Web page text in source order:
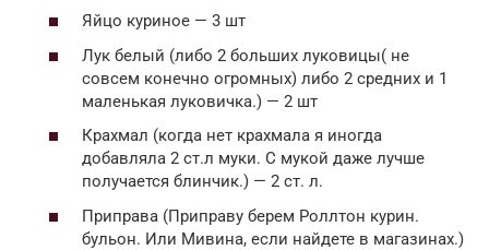
Яйцо куриное — 3 шт
Лук белый (либо 2 больших луковицы( не
совсем конечно огромных) либо 2 средних и 1
маленькая луковичка.) — 2 шт
Крахмал (когда нет крахмала я иногда
добавляла 2 ст.л муки. С мукой даже лучше
получается блинчик.) — 2 ст. л.
Приправа (Приправу берем Роллтон курин.
бульон. Или Мивина, если найдете в магазинах.)